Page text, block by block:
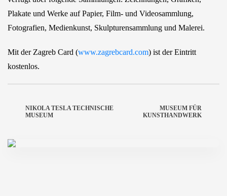
Plakate und Werke auf Papier, Film- und Videosammlung,
Fotografien, Medienkunst, Skulpturensammlung und Malerei.
Mit der Zagreb Card (www.zagrebcard.com) ist der Eintritt
kostenlos.
NIKOLA TESLA TECHNISCHE
MUSEUM
MUSEUM FÜR
KUNSTHANDWERK